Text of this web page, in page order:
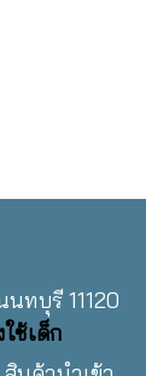
ทบุรี 11120
ช้เด็ก